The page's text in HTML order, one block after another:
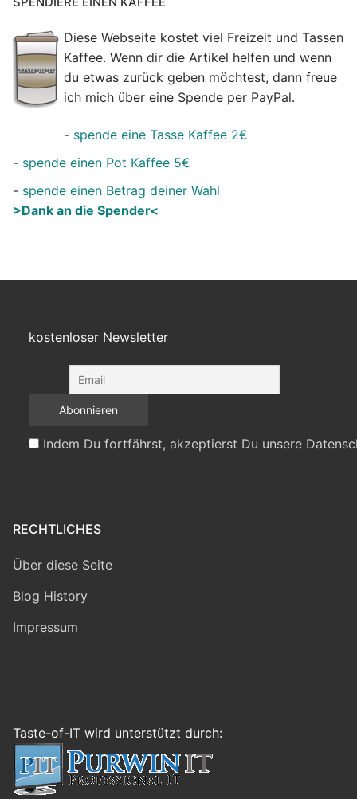
Diese Webseite kostet viel Freizeit und Tassen
Kaffee. Wenn dir die Artikel helfen und wenn
du etwas zurück geben möchtest, dann freue
ich mich über eine Spende per PayPal.
- spende eine Tasse Kaffee 2€
- spende einen Pot Kaffee 5€
- spende einen Betrag deiner Wahl
>Dank an die Spender<
kostenloser Newsletter
Indem Du fortfährst, akzeptierst Du unsere
RECHTLICHES
Über diese Seite
Blog History
Impressum
Taste-of-IT wird unterstützt durch: